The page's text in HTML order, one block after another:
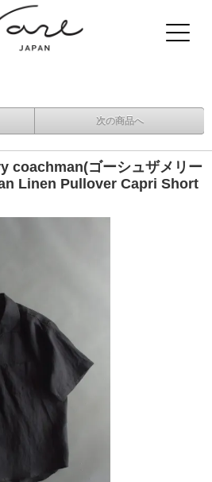
次の商品へ
coachman(ゴーシュザメリー
Linen Pullover Capri Short